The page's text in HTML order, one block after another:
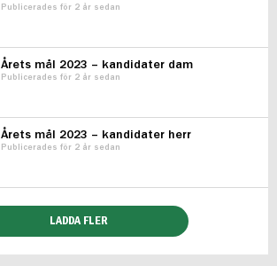
Publicerades för 2 år sedan
Årets mål 2023 – kandidater dam
Publicerades för 2 år sedan
Årets mål 2023 – kandidater herr
Publicerades för 2 år sedan
LADDA FLER